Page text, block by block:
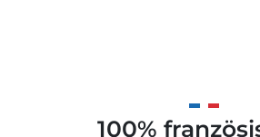
100%